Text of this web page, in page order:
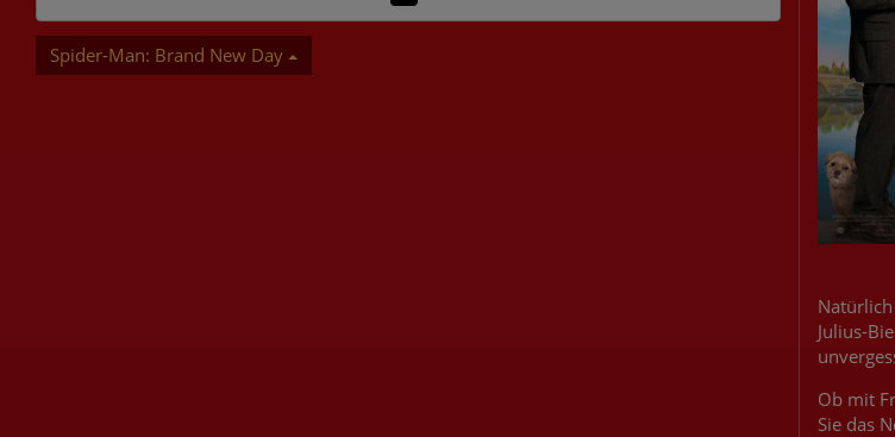
Spider-Man: Brand New Day
Julius-
Ob mit
Sie das